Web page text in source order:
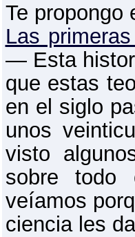
Te propongo
Las
— Esta
que estas
en el siglo
unos
visto
sobre todo
veíamos
ciencia les